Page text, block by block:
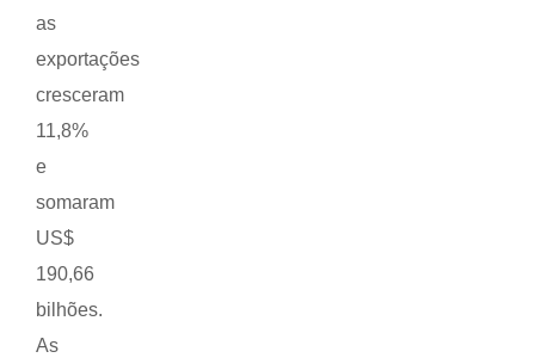
as
exportações
cresceram
11,8%
e
somaram
US$
190,66
bilhões.
As